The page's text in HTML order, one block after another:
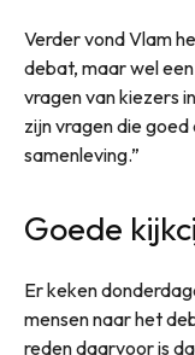
Verder vond Vlam
debat, maar wel
vragen van kiezers
zijn vragen die
samenleving.”
Goede
Er keken
mensen naar het
reden daarvoor is